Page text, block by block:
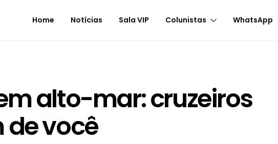
Home Notícias Sala VIP Colunistas WhatsApp
alto-mar: cruzeiros
você